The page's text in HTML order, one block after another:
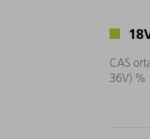
CAS
36V) %